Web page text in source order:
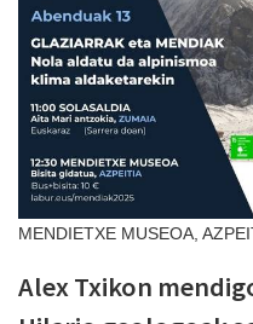
MENDIETXE MUSEOA,
Alex Txikon